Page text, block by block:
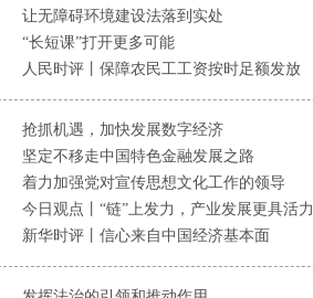
让无障碍环境建设法落到实处
“长短课”打开更多可能
人民时评丨保障农民工工资按时足额发放
抢抓机遇，加快发展数字经济
坚定不移走中国特色金融发展之路
着力加强党对宣传思想文化工作的领导
今日观点丨“链”上发力，产业发展更具活力
新华时评丨信心来自中国经济基本面